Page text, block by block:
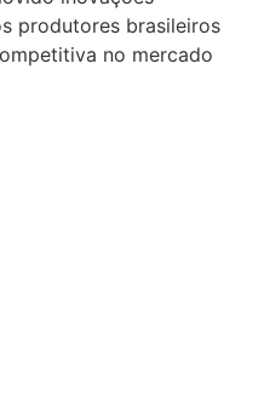
produtores brasileiros
no mercado